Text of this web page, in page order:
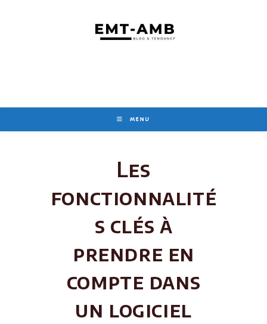
MENU
Les
fonctionnalité
s clés à
prendre en
compte dans
un logiciel